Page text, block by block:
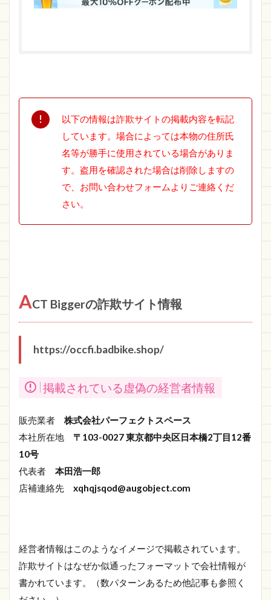
以下の情報は詐欺サイトの掲載内容を転記
しています。場合によっては本物の住所氏
名等が勝手に使用されている場合がありま
す。盗用を確認された場合は削除しますの
で、お問い合わせフォームよりご連絡くだ
さい。
ACT Biggerの詐欺サイト情報
https://occfi.badbike.shop/
掲載されている虚偽の経営者情報
販売業者 株式会社パーフェクトスペース
本社所在地 〒103-0027 東京都中央区日本橋2丁目12番
10号
代表者 本田浩一郎
店補連絡先 xqhqjsqod@augobject.com
経営者情報はこのようなイメージで掲載されています。
詐欺サイトはなぜか似通ったフォーマットで会社情報が
書かれています。（数パターンあるため他記事も参照く